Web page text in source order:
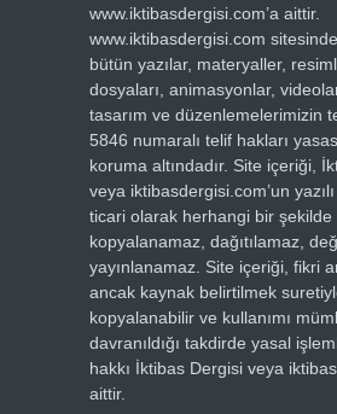
www.iktibasdergisi.com’a aittir.
www.iktibasdergisi.com
bütün yazılar, materyaller,
dosyaları, animasyonlar,
tasarım ve düzenlemelerimizin
5846 numaralı telif hakları
koruma altındadır. Site içeriği,
veya iktibasdergisi.com’un
ticari olarak herhangi bir şekilde
kopyalanamaz, dağıtılamaz,
yayınlanamaz. Site içeriği, fikri
ancak kaynak belirtilmek
kopyalanabilir ve kullanımı
davranıldığı takdirde yasal
hakkı İktibas Dergisi veya
aittir.